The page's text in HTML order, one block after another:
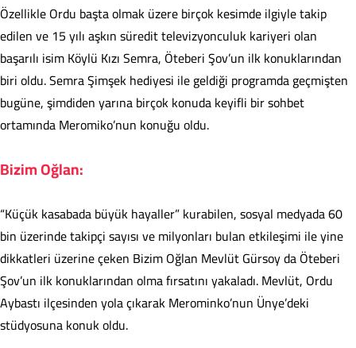
Özellikle Ordu başta olmak üzere birçok kesimde ilgiyle takip
edilen ve 15 yılı aşkın süredit televizyonculuk kariyeri olan
başarılı isim Köylü Kızı Semra, Öteberi Şov’un ilk konuklarından
biri oldu. Semra Şimşek hediyesi ile geldiği programda geçmişten
bugüne, şimdiden yarına birçok konuda keyifli bir sohbet
ortamında Meromiko’nun konuğu oldu.
Bizim Oğlan:
“Küçük kasabada büyük hayaller” kurabilen, sosyal medyada 60
bin üzerinde takipçi sayısı ve milyonları bulan etkileşimi ile yine
dikkatleri üzerine çeken Bizim Oğlan Mevlüt Gürsoy da Öteberi
Şov’un ilk konuklarından olma fırsatını yakaladı. Mevlüt, Ordu
Aybastı ilçesinden yola çıkarak Merominko’nun Ünye’deki
stüdyosuna konuk oldu.